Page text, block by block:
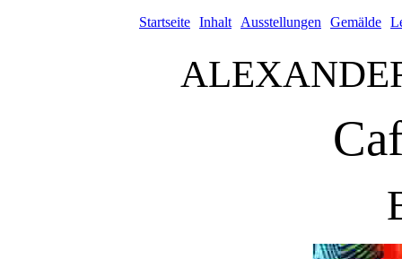
Startseite Inhalt Ausstellungen Gemälde